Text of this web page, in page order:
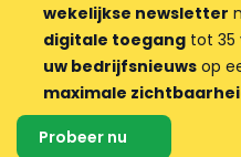
wekelijkse newsletter
digitale toegang tot 35
uw bedrijfsnieuws op
maximale
Probeer nu